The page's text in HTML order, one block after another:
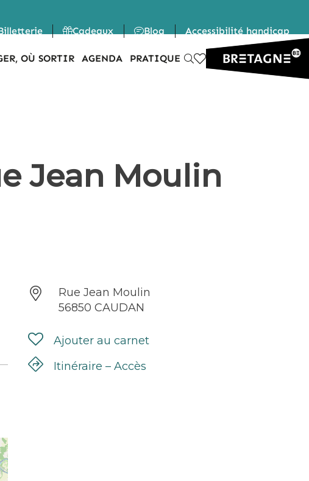
Cadeaux Blog Accessibilité handicap
OÙ SORTIR AGENDA PRATIQUE
Jean Moulin
Rue Jean Moulin
56850 CAUDAN
Ajouter au carnet
Itinéraire – Accès